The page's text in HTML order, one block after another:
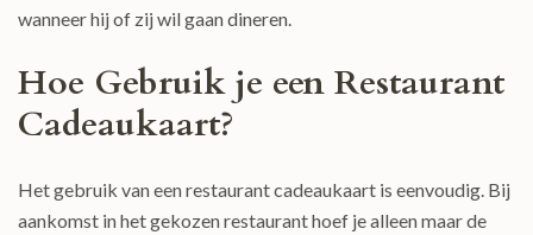
wanneer hij of zij wil gaan dineren.
Hoe Gebruik je een Restaurant
Cadeaukaart?
Het gebruik van een restaurant cadeaukaart is eenvoudig. Bij
aankomst in het gekozen restaurant hoef je alleen maar de